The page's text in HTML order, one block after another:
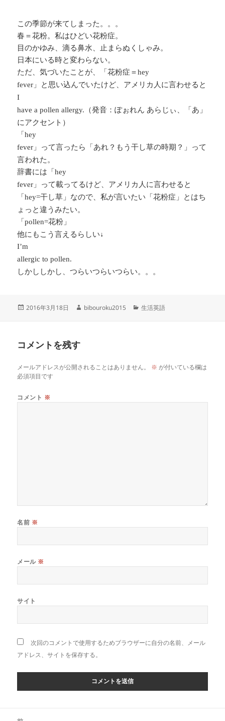
この季節が来てしまった。。。
春＝花粉。私はひどい花粉症。
目のかゆみ、滴る鼻水、止まらぬくしゃみ。
日本にいる時と変わらない。
ただ、気づいたことが、「花粉症＝hey
fever 」と思い込んでいたけど、アメリカ人に言わせると
I
have a pollen allergy.
（発音：ぽぉれん あらじぃ、「あ」
にアクセント）
「hey
fever 」って言ったら「あれ？もう干し草の時期？」って
言われた。
辞書には「hey
fever 」って載ってるけど、アメリカ人に言わせると
「hey=干し草」なので、私が言いたい「花粉症」とはち
ょっと違うみたい。
「pollen=花粉」
他にもこう言えるらしい↓
I’m
allergic to pollen.
しかししかし、つらいつらいつらい。。。
投
2016年3月18日
作
bibouroku2015
カ
生活英語
コメントを残す
メールアドレスが公開されることはありません。 ※ が付いている欄は
必須項目です
コメント ※
名前 ※
メール ※
サイト
次回のコメントで使用するためブラウザーに自分の名前、メール
アドレス、サイトを保存する。